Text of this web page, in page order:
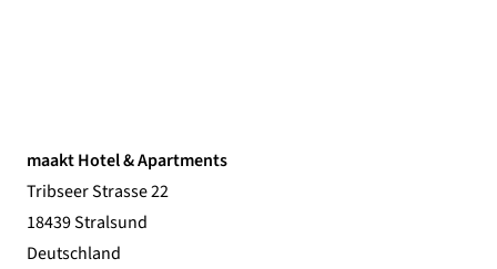
maakt Hotel & Apartments
Tribseer Strasse 22
18439 Stralsund
Deutschland